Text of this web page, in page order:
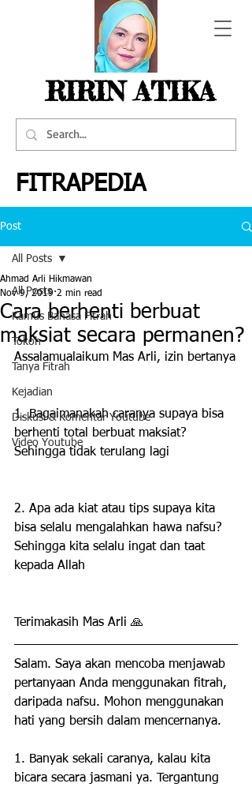
RIRIN ATIKA
FITRAPEDIA
Post
All Posts
Kamus Bahasa Fitrah
Tokoh
Tanya Fitrah
Kejadian
Diskusi & Komentar Youtube
Video Youtube
All Posts
Cara berhenti berbuat
maksiat secara permanen?
Ahmad Arli Hikmawan
Nov 9, 2019 2 min read
Assalamualaikum Mas Arli, izin bertanya
1. Bagaimanakah caranya supaya bisa
berhenti total berbuat maksiat?
Sehingga tidak terulang lagi
2. Apa ada kiat atau tips supaya kita
bisa selalu mengalahkan hawa nafsu?
Sehingga kita selalu ingat dan taat
kepada Allah
Terimakasih Mas Arli 🙏
Salam. Saya akan mencoba menjawab
pertanyaan Anda menggunakan fitrah,
daripada nafsu. Mohon menggunakan
hati yang bersih dalam mencernanya.
1. Banyak sekali caranya, kalau kita
bicara secara jasmani ya. Tergantung